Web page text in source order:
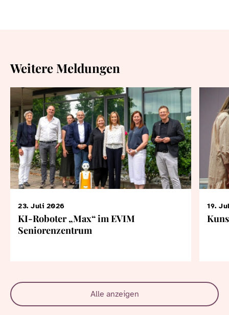
Weitere Meldungen
23. Juli 2026
KI-Roboter „Max“ im EVIM
Seniorenzentrum
19.
Alle anzeigen